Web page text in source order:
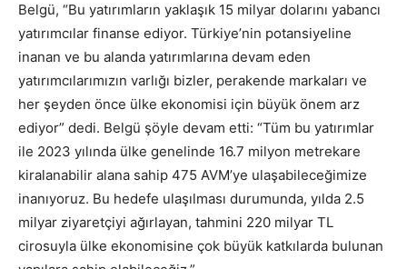
Belgü, “Bu yatırımların yaklaşık 15 milyar dolarını yabancı
yatırımcılar finanse ediyor. Türkiye’nin potansiyeline
inanan ve bu alanda yatırımlarına devam eden
yatırımcılarımızın varlığı bizler, perakende markaları ve
her şeyden önce ülke ekonomisi için büyük önem arz
ediyor” dedi. Belgü şöyle devam etti: “Tüm bu yatırımlar
ile 2023 yılında ülke genelinde 16.7 milyon metrekare
kiralanabilir alana sahip 475 AVM’ye ulaşabileceğimize
inanıyoruz. Bu hedefe ulaşılması durumunda, yılda 2.5
milyar ziyaretçiyi ağırlayan, tahmini 220 milyar TL
cirosuyla ülke ekonomisine çok büyük katkılarda bulunan